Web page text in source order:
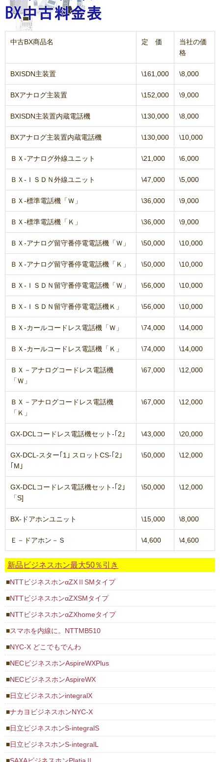
中古BX商品名 定 価
当社の価
格
BXISDN主装置 \161,000 \8,000
BXアナログ主装置 \152,000 \9,000
BXISDN主装置内蔵電話機 \130,000 \8,000
BXアナログ主装置内蔵電話機 \130,000 \10,000
ＢＸ-アナログ外線ユニット \21,000 \6,000
ＢＸ-ＩＳＤＮ外線ユニット \47,000 \5,000
ＢＸ-標準電話機「Ｗ」 \36,000 \9,000
ＢＸ-標準電話機「Ｋ」 \36,000 \9,000
ＢＸ-アナログ留守番停電電話機「Ｗ」 \50,000 \10,000
ＢＸ-アナログ留守番停電電話機「Ｋ」 \50,000 \10,000
ＢＸ-ＩＳＤＮ留守番停電電話機「Ｗ」 \56,000 \10,000
ＢＸ-ＩＳＤＮ留守番停電電話機Ｋ」 \56,000 \10,000
ＢＸ-カールコードレス電話機「Ｗ」 \74,000 \14,000
ＢＸ-カールコードレス電話機「Ｋ」 \74,000 \14,000
ＢＸ－アナログコードレス電話機
「Ｗ」
\67,000 \12,000
ＢＸ－アナログコードレス電話機
「Ｋ」
\67,000 \12,000
GX-DCLコードレス電話機セット-｢2｣ \43,000 \20,000
GX-DCL-スター｢1｣ スロットCS-｢2｣
｢M｣
\50,000 \12,000
GX-DCLコードレス電話機セット-｢2｣
「S]
\50,000 \12,000
BX-ドアホンユニット \15,000 \8,000
Ｅ－ドアホン－Ｓ \4,600 \4,600
新品ビジネスホン最大50％引き
NTTビジネスホンαZXⅡSMタイプ
NTTビジネスホンαZXSMタイプ
NTTビジネスホンαZXhomeタイプ
スマホを内線に。NTTMB510
NYC-X どこでもでんわ
NECビジネスホンAspireWXPlus
NECビジネスホンAspireWX
日立ビジネスホンintegralX
ナカヨビジネスホンNYC-X
日立ビジネスホンS-integralS
日立ビジネスホンS-integralL